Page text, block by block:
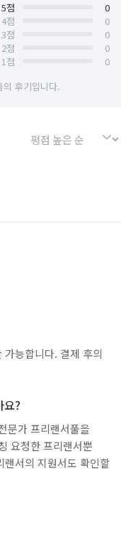
5점
0
4점
0
3점
0
2점
0
1점
0
후기입니다.
능합니다. 결제 후의
요?
문가 프리랜서풀을
요청한 프리랜서뿐
랜서의 지원서도 확인할